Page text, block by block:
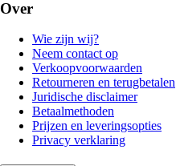
Over
Wie zijn wij?
Neem contact op
Verkoopvoorwaarden
Retourneren en terugbetalen
Juridische disclaimer
Betaalmethoden
Prijzen en leveringsopties
Privacy verklaring